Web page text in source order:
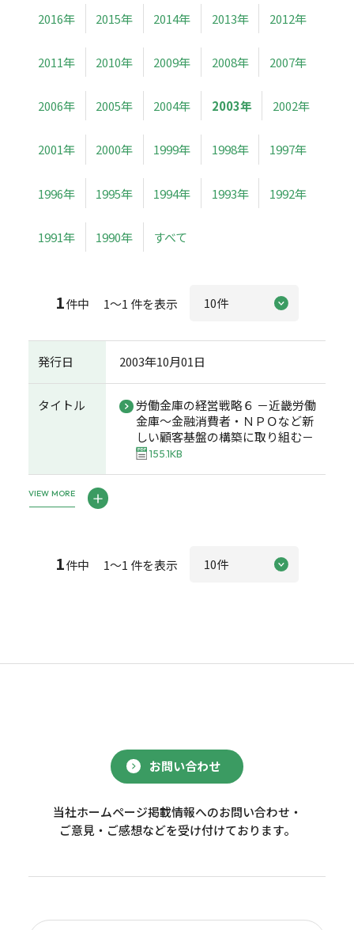
2016年 2015年 2014年 2013年 2012年
2011年 2010年 2009年 2008年 2007年
2006年 2005年 2004年 2003年 2002年
2001年 2000年 1999年 1998年 1997年
1996年 1995年 1994年 1993年 1992年
1991年 1990年 すべて
1件中 1～1 件を表示
発行日 2003年10月01日
タイトル
労働金庫の経営戦略６ －近畿労働
金庫～金融消費者・ＮＰＯなど新
しい顧客基盤の構築に取り組む－
155.1KB
VIEW MORE
1件中 1～1 件を表示
お問い合わせ
当社ホームページ掲載情報へのお問い合わせ・
ご意見・ご感想などを受け付けております。